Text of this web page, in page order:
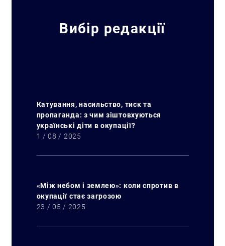
Вибір редакції
Катування, насильство, тиск та
пропаганда: з чим зіштовхуються
українські діти в окупації?
1 / 08 / 2025
«Між небом і землею»: коли спротив в
окупації стає загрозою
23 / 05 / 2025